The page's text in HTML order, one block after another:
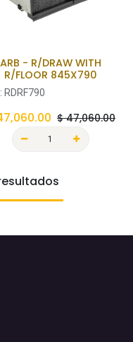
ARB - R/DRAW WITH
R/FLOOR 845X790
RDRF790
$47,060.00